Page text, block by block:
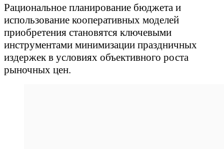
Рациональное планирование бюджета и
использование кооперативных моделей
приобретения становятся ключевыми
инструментами минимизации праздничных
издержек в условиях объективного роста
рыночных цен.